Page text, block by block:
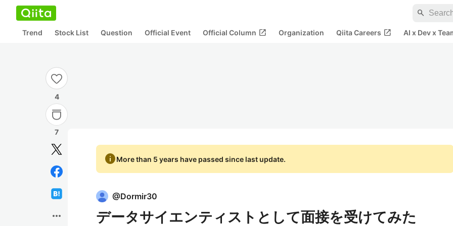
search
Trend Stock List Question Official Event Official Column open_in_new Organization Qiita Careers open_in_new AI x Dev x
4
7
more_horiz
infoMore than 5 years have passed since last update.
@Dormir30
データサイエンティストとして面接を受けてみた